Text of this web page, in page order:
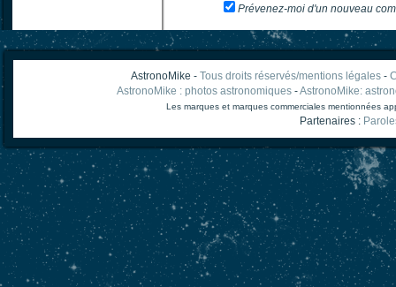
Prévenez-moi d'un nouveau
AstronoMike - Tous droits réservés/mentions légales-
AstronoMike : photos astronomiques -AstronoMike:
Les marques et marques commerciales mentionnées
Partenaires :